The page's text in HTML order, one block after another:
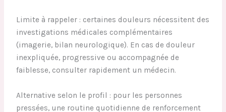
Limite à rappeler : certaines douleurs nécessitent des
investigations médicales complémentaires
(imagerie, bilan neurologique). En cas de douleur
inexpliquée, progressive ou accompagnée de
faiblesse, consulter rapidement un médecin.
Alternative selon le profil : pour les personnes
pressées, une routine quotidienne de renforcement